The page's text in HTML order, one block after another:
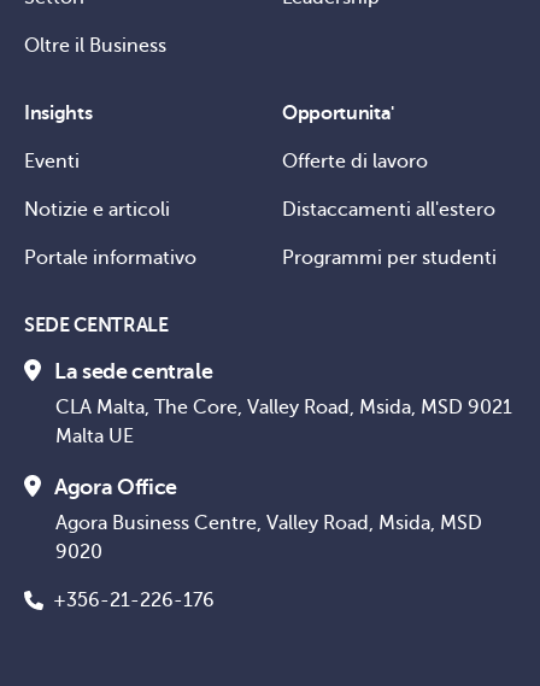
Oltre il Business
Insights
Eventi
Notizie e articoli
Portale informativo
Opportunita'
Offerte di lavoro
Distaccamenti all'estero
Programmi per studenti
SEDE CENTRALE
La sede centrale
CLA Malta, The Core, Valley Road, Msida, MSD 9021
Malta UE
Agora Office
Agora Business Centre, Valley Road, Msida, MSD
9020
+356-21-226-176